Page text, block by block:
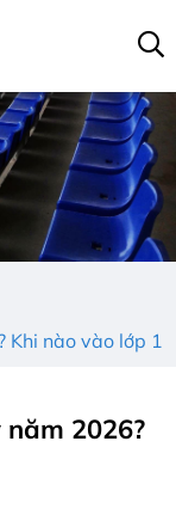
Khi nào vào lớp 1
2026?